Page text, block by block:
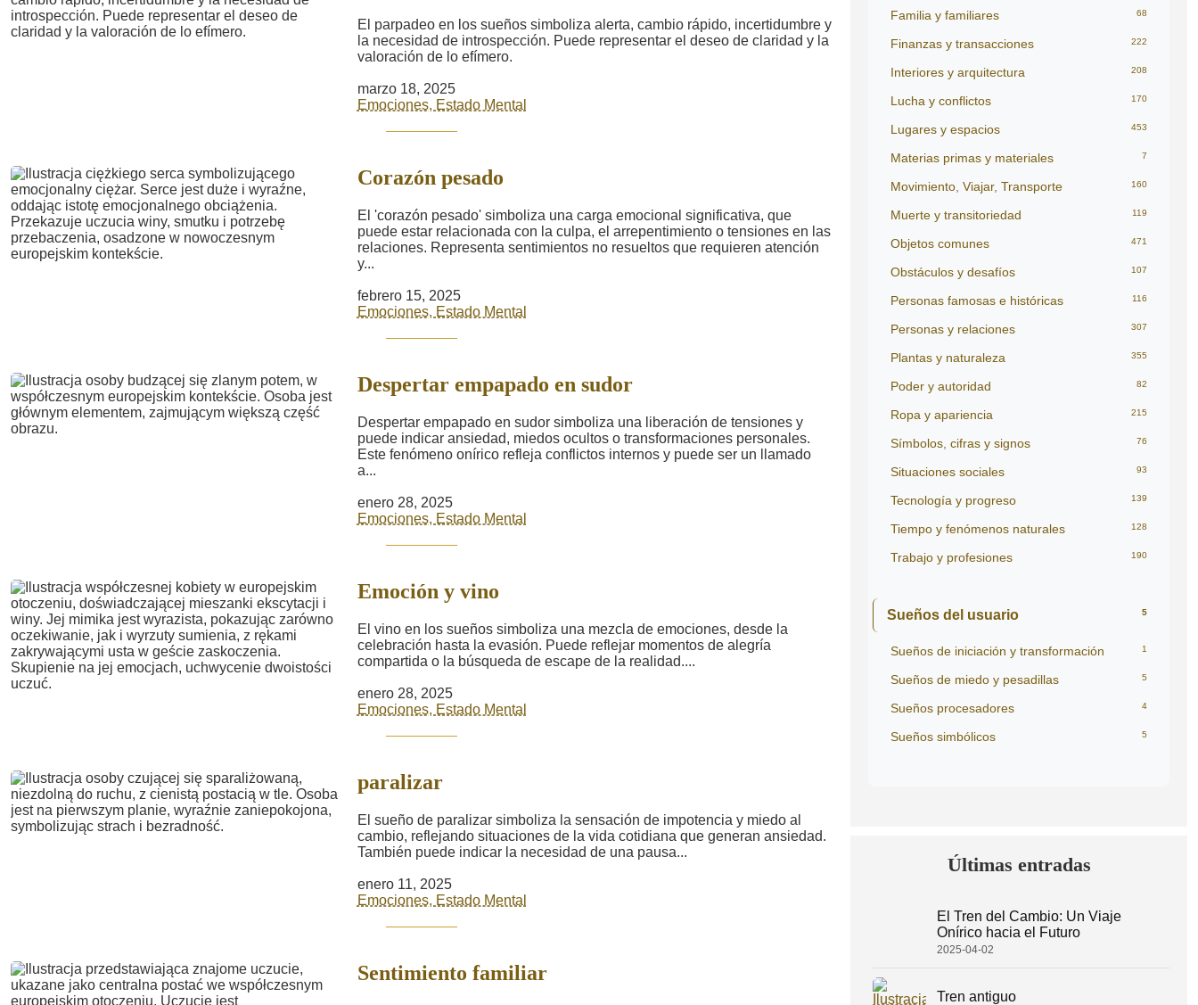
El parpadeo en los sueños simboliza alerta, cambio rápido, incertidumbre y
la necesidad de introspección. Puede representar el deseo de claridad y la
valoración de lo efímero.
marzo 18, 2025
Emociones, Estado Mental
Corazón pesado
El 'corazón pesado' simboliza una carga emocional significativa, que
puede estar relacionada con la culpa, el arrepentimiento o tensiones en las
relaciones. Representa sentimientos no resueltos que requieren atención
y...
febrero 15, 2025
Emociones, Estado Mental
Despertar empapado en sudor
Despertar empapado en sudor simboliza una liberación de tensiones y
puede indicar ansiedad, miedos ocultos o transformaciones personales.
Este fenómeno onírico refleja conflictos internos y puede ser un llamado
a...
enero 28, 2025
Emociones, Estado Mental
Emoción y vino
El vino en los sueños simboliza una mezcla de emociones, desde la
celebración hasta la evasión. Puede reflejar momentos de alegría
compartida o la búsqueda de escape de la realidad....
enero 28, 2025
Emociones, Estado Mental
paralizar
El sueño de paralizar simboliza la sensación de impotencia y miedo al
cambio, reflejando situaciones de la vida cotidiana que generan ansiedad.
También puede indicar la necesidad de una pausa...
enero 11, 2025
Emociones, Estado Mental
Sentimiento familiar
Familia y familiares 68
Finanzas y transacciones 222
Interiores y arquitectura 208
Lucha y conflictos 170
Lugares y espacios 453
Materias primas y materiales 7
Movimiento, Viajar, Transporte 160
Muerte y transitoriedad 119
Objetos comunes 471
Obstáculos y desafíos 107
Personas famosas e históricas 116
Personas y relaciones 307
Plantas y naturaleza 355
Poder y autoridad 82
Ropa y apariencia 215
Símbolos, cifras y signos 76
Situaciones sociales 93
Tecnología y progreso 139
Tiempo y fenómenos naturales 128
Trabajo y profesiones 190
Sueños del usuario 5
Sueños de iniciación y transformación 1
Sueños de miedo y pesadillas 5
Sueños procesadores 4
Sueños simbólicos 5
Últimas entradas
El Tren del Cambio: Un Viaje
Onírico hacia el Futuro
2025-04-02
Tren antiguo